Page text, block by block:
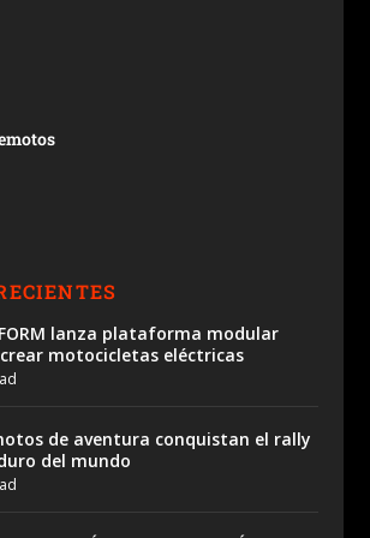
lanza plataforma modular
motocicletas eléctricas
de aventura conquistan el rally
del mundo